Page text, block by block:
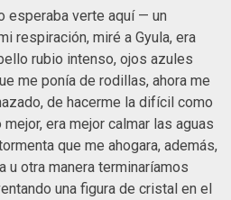
esperaba verte aquí — un
respiración, miré a Gyula, era
rubio intenso, ojos azules
me ponía de rodillas, ahora me
de hacerme la difícil como
era mejor calmar las aguas
que me ahogara, además,
u otra manera terminaríamos
una figura de cristal en el